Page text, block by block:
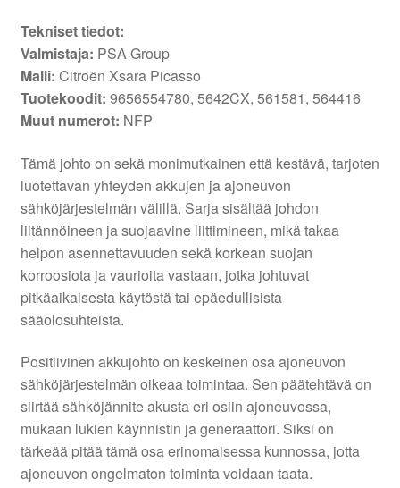
Tekniset tiedot:
Valmistaja: PSA Group
Malli: Citroën Xsara Picasso
Tuotekoodit: 9656554780, 5642CX, 561581, 564416
Muut numerot: NFP
Tämä johto on sekä monimutkainen että kestävä, tarjoten
luotettavan yhteyden akkujen ja ajoneuvon
sähköjärjestelmän välillä. Sarja sisältää johdon
liitännöineen ja suojaavine liittimineen, mikä takaa
helpon asennettavuuden sekä korkean suojan
korroosiota ja vaurioita vastaan, jotka johtuvat
pitkäaikaisesta käytöstä tai epäedullisista
sääolosuhteista.
Positiivinen akkujohto on keskeinen osa ajoneuvon
sähköjärjestelmän oikeaa toimintaa. Sen päätehtävä on
siirtää sähköjännite akusta eri osiin ajoneuvossa,
mukaan lukien käynnistin ja generaattori. Siksi on
tärkeää pitää tämä osa erinomaisessa kunnossa, jotta
ajoneuvon ongelmaton toiminta voidaan taata.